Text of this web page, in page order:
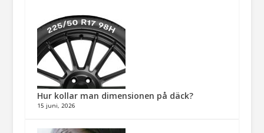
Hur kollar man dimensionen på däck?
15 juni, 2026